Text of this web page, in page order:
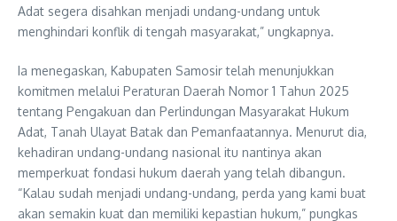
Adat segera disahkan menjadi undang-undang untuk
menghindari konflik di tengah masyarakat,” ungkapnya.
Ia menegaskan, Kabupaten Samosir telah menunjukkan
komitmen melalui Peraturan Daerah Nomor 1 Tahun 2025
tentang Pengakuan dan Perlindungan Masyarakat Hukum
Adat, Tanah Ulayat Batak dan Pemanfaatannya. Menurut dia,
kehadiran undang-undang nasional itu nantinya akan
memperkuat fondasi hukum daerah yang telah dibangun.
“Kalau sudah menjadi undang-undang, perda yang kami buat
akan semakin kuat dan memiliki kepastian hukum,” pungkas